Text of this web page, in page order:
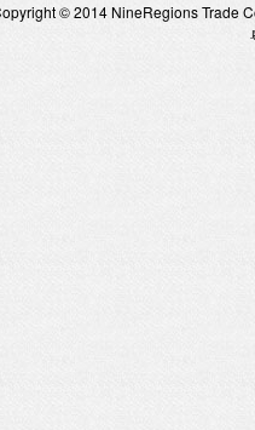
© 2014 NineRegions Trade